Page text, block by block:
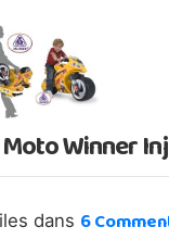
Winner
dans 6